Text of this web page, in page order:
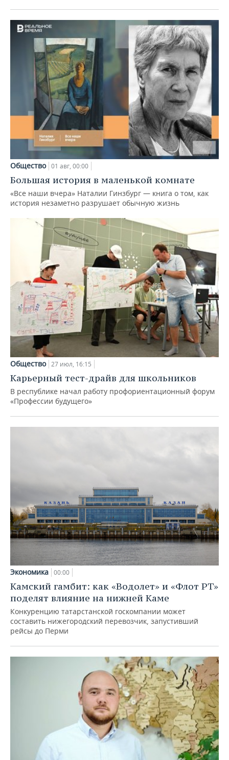
Общество 01 авг, 00:00
Большая история в маленькой комнате
«Все наши вчера» Наталии Гинзбург — книга о том, как
история незаметно разрушает обычную жизнь
Общество 27 июл, 16:15
Карьерный тест-драйв для школьников
В республике начал работу профориентационный форум
«Профессии будущего»
Экономика 00:00
Камский гамбит: как «Водолет» и «Флот РТ»
поделят влияние на нижней Каме
Конкуренцию татарстанской госкомпании может
составить нижегородский перевозчик, запустивший
рейсы до Перми